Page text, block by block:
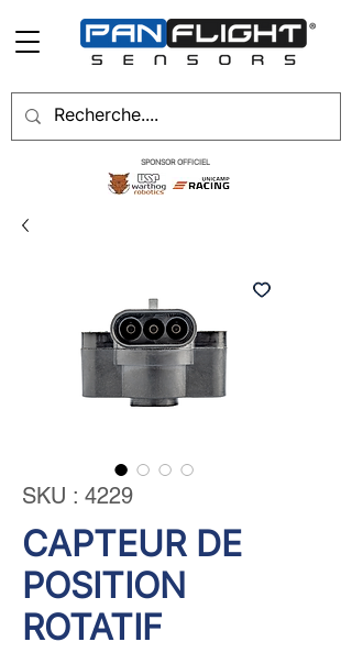
SPONSOR OFFICIEL
SKU : 4229
CAPTEUR DE
POSITION
ROTATIF